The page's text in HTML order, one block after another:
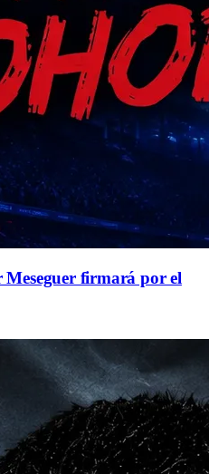
firmará por el